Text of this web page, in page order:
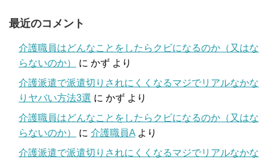
最近のコメント
介護職員はどんなことをしたらクビになるのか（又はな
らないのか）
に かず より
介護派遣で派遣切りされにくくなるマジでリアルなかな
りヤバい方法3選 に かず より
介護職員はどんなことをしたらクビになるのか（又はな
らないのか）
に 介護職員A より
介護派遣で派遣切りされにくくなるマジでリアルなかな